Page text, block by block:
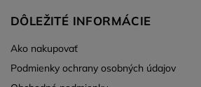
DÔLEŽITÉ INFORMÁCIE
Ako nakupovať
Podmienky ochrany osobných údajov